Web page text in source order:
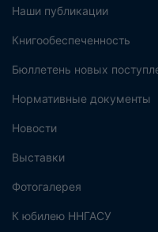
Наши публикации
Книгообеспеченность
Бюллетень новых
Нормативные документы
Новости
Выставки
Фотогалерея
К юбилею ННГАСУ